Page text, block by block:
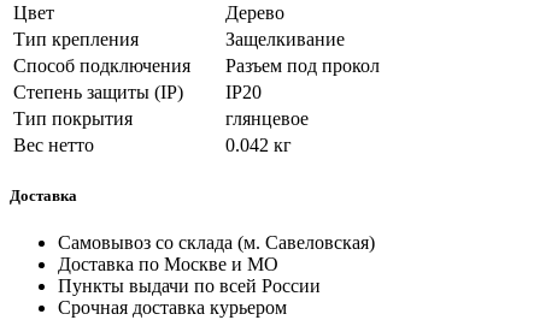
Цвет
Дерево
Тип крепления
Защелкивание
Способ подключения
Разъем под прокол
Степень защиты (IP)
IP20
Тип покрытия
глянцевое
Вес нетто
0.042 кг
Доставка
Самовывоз со склада (м. Савеловская)
Доставка по Москве и МО
Пункты выдачи по всей России
Срочная доставка курьером